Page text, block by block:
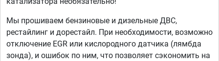
Мы прошиваем бензиновые и дизельные ДВС,
рестайлинг и дорестайл. При необходимости, возможно
отключение EGR или кислородного датчика (лямбда
зонда), и ошибок по ним, что позволяет сэкономить на